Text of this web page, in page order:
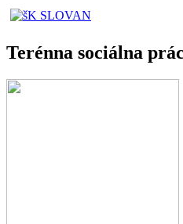
Terénna sociálna